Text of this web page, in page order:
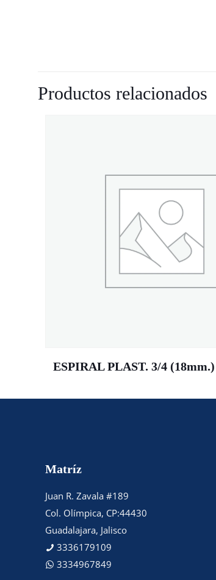
Productos relacionados
ESPIRAL PLAST. 3/4
Matríz
Juan R. Zavala #189
Col. Olímpica, CP:44430
Guadalajara, Jalisco
3336179109
3334967849